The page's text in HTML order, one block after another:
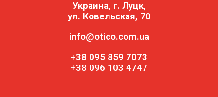
Украина, г. Луцк,
ул. Ковельская, 70
info@otico.com.ua
+38 095 859 7073
+38 096 103 4747